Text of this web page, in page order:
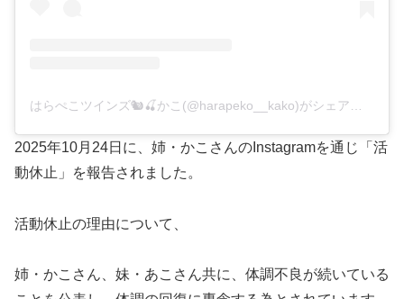
はらぺこツインズ🐿🍒かこ(@harapeko__kako)がシェアした投稿
2025年10月24日に、姉・かこさんのInstagramを通じ「活
動休止」を報告されました。
活動休止の理由について、
姉・かこさん、妹・あこさん共に、体調不良が続いている